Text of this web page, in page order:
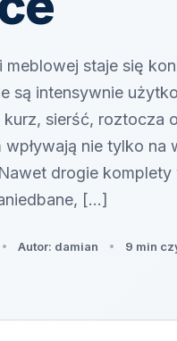
meblowej staje się
są intensywnie
kurz, sierść, roztocza
wpływają nie tylko
drogie
[…]
Autor: damian 9 min